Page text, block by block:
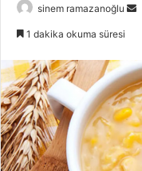
sinem ramazanoğlu
Bir
1 dakika okuma süresi